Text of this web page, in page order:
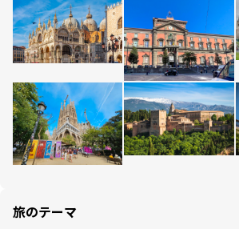
旅のテーマ